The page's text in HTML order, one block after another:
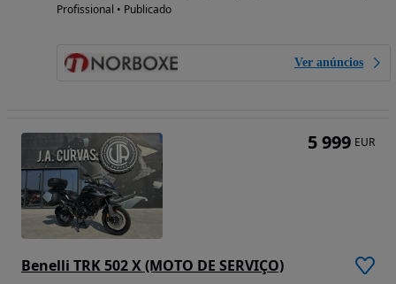
Profissional • Publicado
Ver anúncios
Benelli TRK 502 X (MOTO DE SERVIÇO)
5 999 EUR